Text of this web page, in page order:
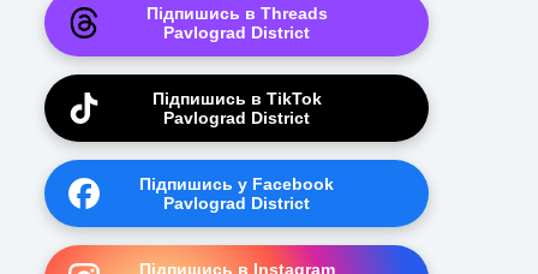
Підпишись в Threads
Pavlograd District
Підпишись в TikTok
Pavlograd District
Підпишись у Facebook
Pavlograd District
Підпишись в Instagram